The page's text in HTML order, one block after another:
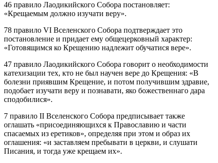
46 правило Лаодикийского Собора постановляет:
«Крещаемым должно изучати веру».
78 правило VI Вселенского Собора подтверждает это
постановление и придает ему общецерковный характер:
«Готовящимся ко Крещению надлежит обучатися вере».
47 правило Лаодикийского Собора говорит о необходимости
катехизации тех, кто не был научен вере до Крещения: «В
болезни приявшим Крещение, и потом получившим здравие,
подобает изучати веру и познавати, яко божественнаго дара
сподобилися».
7 правило II Вселенского Собора предписывает также
оглашать «присоединяющихся к Православию и части
спасаемых из еретиков», определяя при этом и образ их
оглашения: «и заставляем пребывати в церкви, и слушати
Писания, и тогда уже крещаем их».